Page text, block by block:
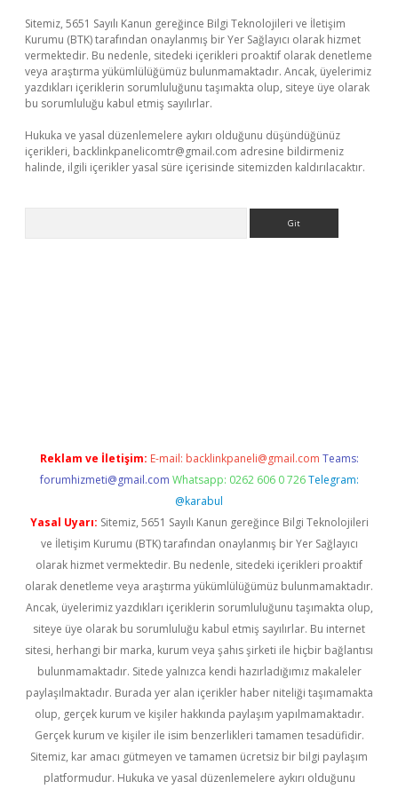
Sitemiz, 5651 Sayılı Kanun gereğince Bilgi Teknolojileri ve İletişim
Kurumu (BTK) tarafından onaylanmış bir Yer Sağlayıcı olarak hizmet
vermektedir. Bu nedenle, sitedeki içerikleri proaktif olarak denetleme
veya araştırma yükümlülüğümüz bulunmamaktadır. Ancak, üyelerimiz
yazdıkları içeriklerin sorumluluğunu taşımakta olup, siteye üye olarak
bu sorumluluğu kabul etmiş sayılırlar.
Hukuka ve yasal düzenlemelere aykırı olduğunu düşündüğünüz
içerikleri, backlinkpanelicomtr@gmail.com adresine bildirmeniz
halinde, ilgili içerikler yasal süre içerisinde sitemizden kaldırılacaktır.
Reklam ve İletişim: E-mail: backlinkpaneli@gmail.com Teams:
forumhizmeti@gmail.com Whatsapp: 0262 606 0 726 Telegram:
@karabul
Yasal Uyarı: Sitemiz, 5651 Sayılı Kanun gereğince Bilgi Teknolojileri
ve İletişim Kurumu (BTK) tarafından onaylanmış bir Yer Sağlayıcı
olarak hizmet vermektedir. Bu nedenle, sitedeki içerikleri proaktif
olarak denetleme veya araştırma yükümlülüğümüz bulunmamaktadır.
Ancak, üyelerimiz yazdıkları içeriklerin sorumluluğunu taşımakta olup,
siteye üye olarak bu sorumluluğu kabul etmiş sayılırlar. Bu internet
sitesi, herhangi bir marka, kurum veya şahıs şirketi ile hiçbir bağlantısı
bulunmamaktadır. Sitede yalnızca kendi hazırladığımız makaleler
paylaşılmaktadır. Burada yer alan içerikler haber niteliği taşımamakta
olup, gerçek kurum ve kişiler hakkında paylaşım yapılmamaktadır.
Gerçek kurum ve kişiler ile isim benzerlikleri tamamen tesadüfidir.
Sitemiz, kar amacı gütmeyen ve tamamen ücretsiz bir bilgi paylaşım
platformudur. Hukuka ve yasal düzenlemelere aykırı olduğunu